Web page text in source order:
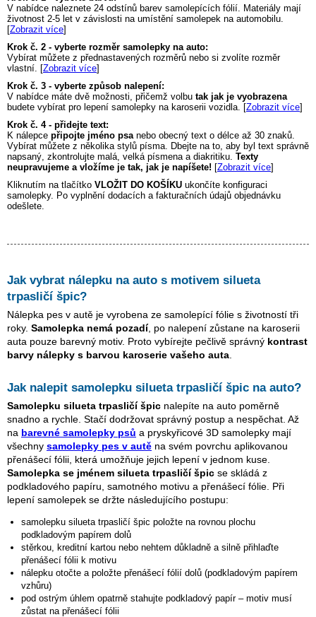
V nabídce naleznete 24 odstínů barev samolepících fólií. Materiály mají
životnost 2-5 let v závislosti na umístění samolepek na automobilu.
[Zobrazit více]
Krok č. 2 - vyberte rozměr samolepky na auto:
Vybírat můžete z přednastavených rozměrů nebo si zvolíte rozměr
vlastní. [Zobrazit více]
Krok č. 3 - vyberte způsob nalepení:
V nabídce máte dvě možnosti, přičemž volbu tak jak je vyobrazena
budete vybírat pro lepení samolepky na karoserii vozidla. [Zobrazit více]
Krok č. 4 - přidejte text:
K nálepce připojte jméno psa nebo obecný text o délce až 30 znaků.
Vybírat můžete z několika stylů písma. Dbejte na to, aby byl text správně
napsaný, zkontrolujte malá, velká písmena a diakritiku. Texty
neupravujeme a vložíme je tak, jak je napíšete! [Zobrazit více]
Kliknutím na tlačítko VLOŽIT DO KOŠÍKU ukončíte konfiguraci
samolepky. Po vyplnění dodacích a fakturačních údajů objednávku
odešlete.
Jak vybrat nálepku na auto s motivem silueta
trpasličí špic?
Nálepka pes v autě je vyrobena ze samolepící fólie s životností tři
roky. Samolepka nemá pozadí, po nalepení zůstane na karoserii
auta pouze barevný motiv. Proto vybírejte pečlivě správný kontrast
barvy nálepky s barvou karoserie vašeho auta
Jak nalepit samolepku silueta trpasličí špic na auto?
Samolepku silueta trpasličí špic nalepíte na auto poměrně
snadno a rychle. Stačí dodržovat správný postup a nespěchat. Až
na barevné samolepky psů a pryskyřicové 3D samolepky mají
všechny samolepky pes v autě na svém povrchu aplikovanou
přenášecí fólii, která umožňuje jejich lepení v jednom kuse.
Samolepka se jménem silueta trpasličí špic se skládá z
podkladového papíru, samotného motivu a přenášecí fólie. Při
lepení samolepek se držte následujícího postupu:
samolepku silueta trpasličí špic položte na rovnou plochu
podkladovým papírem dolů
stěrkou, kreditní kartou nebo nehtem důkladně a silně přihlaďte
přenášecí fólii k motivu
nálepku otočte a položte přenášecí fólií dolů (podkladovým papírem
vzhůru)
pod ostrým úhlem opatrně stahujte podkladový papír – motiv musí
zůstat na přenášecí fólii